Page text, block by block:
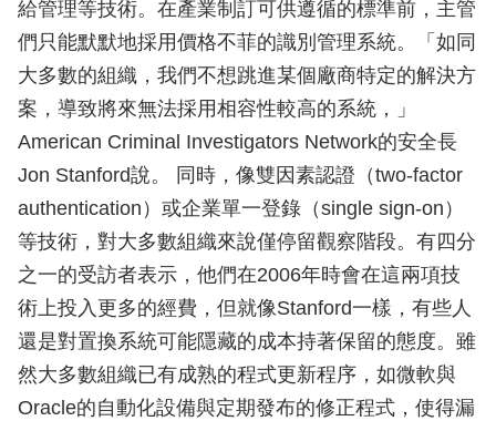
給管理等技術。在產業制訂可供遵循的標準前，主管
們只能默默地採用價格不菲的識別管理系統。「如同
大多數的組織，我們不想跳進某個廠商特定的解決方
案，導致將來無法採用相容性較高的系統，」
American Criminal Investigators Network的安全長
Jon Stanford說。 同時，像雙因素認證（two-factor
authentication）或企業單一登錄（single sign-on）
等技術，對大多數組織來說僅停留觀察階段。有四分
之一的受訪者表示，他們在2006年時會在這兩項技
術上投入更多的經費，但就像Stanford一樣，有些人
還是對置換系統可能隱藏的成本持著保留的態度。雖
然大多數組織已有成熟的程式更新程序，如微軟與
Oracle的自動化設備與定期發布的修正程式，使得漏